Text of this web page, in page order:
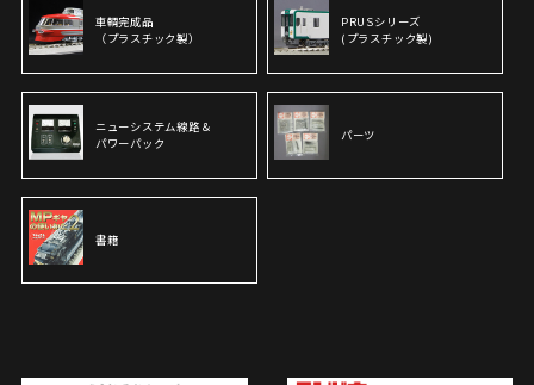
車輌完成品
（プラスチック製）
PRUSシリーズ
(プラスチック製)
ニューシステム線路＆
パワーパック
パーツ
書籍